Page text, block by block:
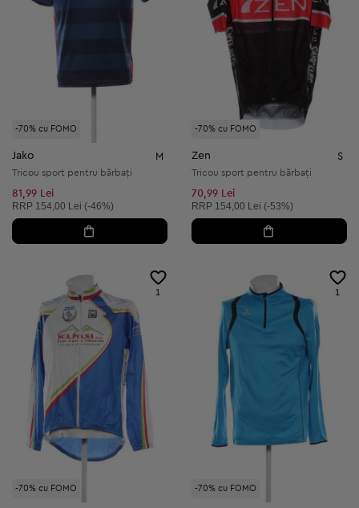
-70% cu FOMO
Jako M
Tricou sport pentru bărbați
81,99 Lei
Preț recomandat:
RRP 154,00 Lei (-46%)
-70% cu FOMO
Zen S
Tricou sport pentru bărbați
70,99 Lei
Preț recomandat:
RRP 154,00 Lei (-53%)
-70% cu FOMO
1
-70% cu FOMO
1